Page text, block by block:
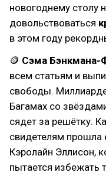
новогоднему столу
довольствоваться
в этом году
🪙 Сэма Бэнкмана-
всем статьям и
свободы.
Багамах со
сядет за решётку.
свидетелям прошла
Кэролайн Эллисон,
пытается